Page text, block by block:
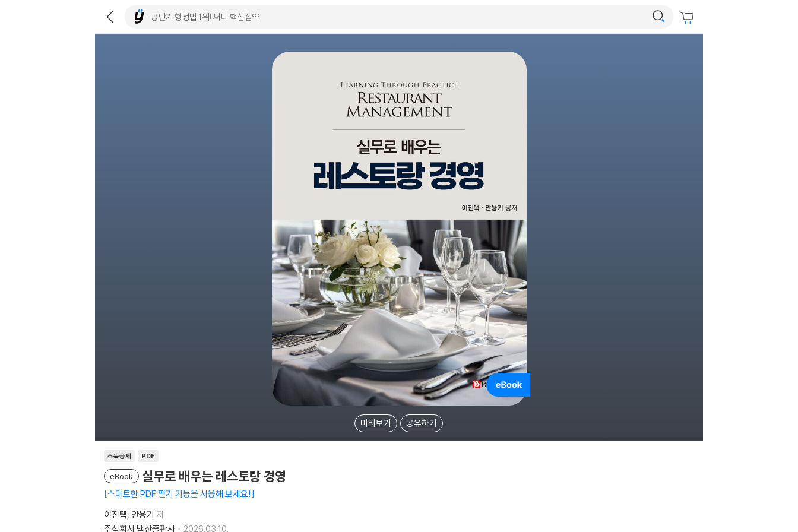
미리보기 공유하기
소득공제 PDF
eBook 실무로 배우는 레스토랑 경영
스마트한 PDF 필기 기능을 사용해 보세요!
이진택 안용기 저
주식회사 백산출판사
2026.03.10.